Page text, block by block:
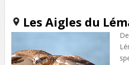
Les Aigles du